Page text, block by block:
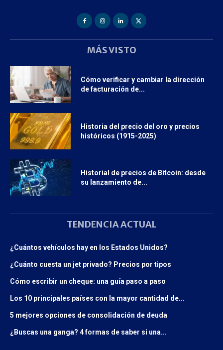
MÁS VISTO
Cómo verificar y cambiar la dirección
de facturación de...
Historia del precio del oro y precios
históricos (1915-2025)
Historial de precios de Bitcoin: desde
su lanzamiento de...
TENDENCIA ACTUAL
¿Cuántos vehículos hay en los Estados Unidos?
¿Cuánto cuesta un jet privado? Precios por tipos
Cómo escribir un cheque: una guía paso a paso
Los 10 principales países con la mayor cantidad de...
5 mejores opciones de consolidación de deuda
¿Buscas una ganga? 4 formas de saber si una...